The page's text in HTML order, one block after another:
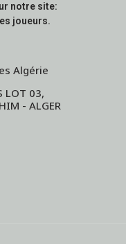
notre site:
joueurs.
Algérie
LOT 03,
- ALGER